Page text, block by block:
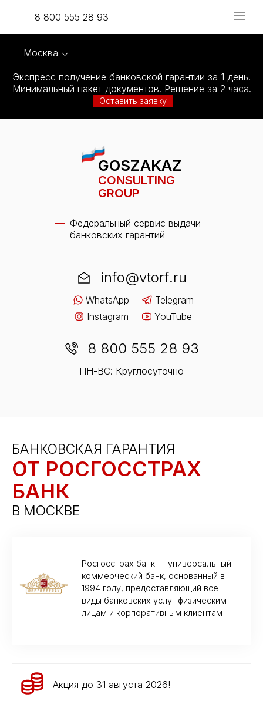
8 800 555 28 93
Москва
Экспресс получение банковской гарантии за 1 день.
Минимальный пакет документов. Решение за 2 часа.
Оставить заявку
GOSZAKAZ
CONSULTING
GROUP
Федеральный сервис выдачи
банковских гарантий
info@vtorf.ru
WhatsApp
Telegram
Instagram
YouTube
8 800 555 28 93
ПН-ВС: Круглосуточно
БАНКОВСКАЯ ГАРАНТИЯ
ОТ РОСГОССТРАХ
БАНК
В МОСКВЕ
Росгосстрах банк — универсальный
коммерческий банк, основанный в
1994 году, предоставляющий все
виды банковских услуг физическим
лицам и корпоративным клиентам
Акция до 31 августа 2026!